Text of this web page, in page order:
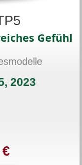
Gefühl
2023